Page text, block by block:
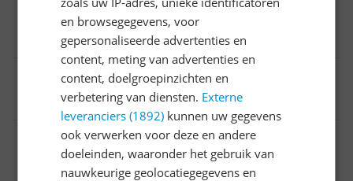
Geluidsniveau
39 - 40 dB
6921727063489
Afmetingen
Algemeen
en browsegegevens, voor
gepersonaliseerde advertenties en
content, meting van advertenties en
content, doelgroepinzichten en
verbetering van diensten. Externe
leveranciers (1892) kunnen uw gegevens
ook verwerken voor deze en andere
doeleinden, waaronder het gebruik van
nauwkeurige geolocatiegegevens en